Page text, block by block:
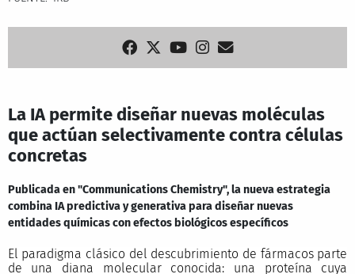
La IA permite diseñar nuevas moléculas
que actúan selectivamente contra células
concretas
Publicada en "Communications Chemistry", la nueva estrategia
combina IA predictiva y generativa para diseñar nuevas
entidades químicas con efectos biológicos específicos
El paradigma clásico del descubrimiento de fármacos parte
de una diana molecular conocida: una proteína cuya